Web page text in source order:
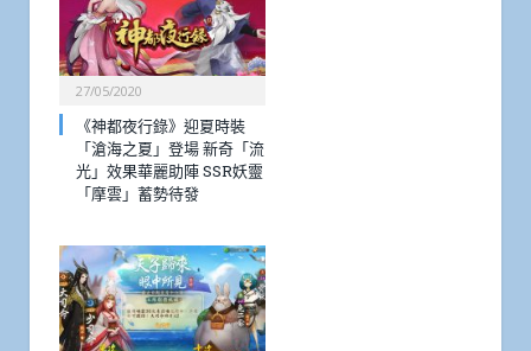
27/05/2020
《神都夜行錄》迎夏時裝
「滄海之夏」登場 新奇「流
光」效果華麗助陣 SSR妖靈
「摩雲」蓄勢待發